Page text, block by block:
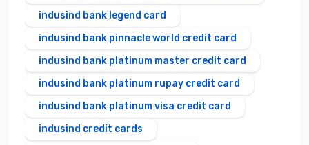
indusind bank legend card
indusind bank pinnacle world credit card
indusind bank platinum master credit card
indusind bank platinum rupay credit card
indusind bank platinum visa credit card
indusind credit cards